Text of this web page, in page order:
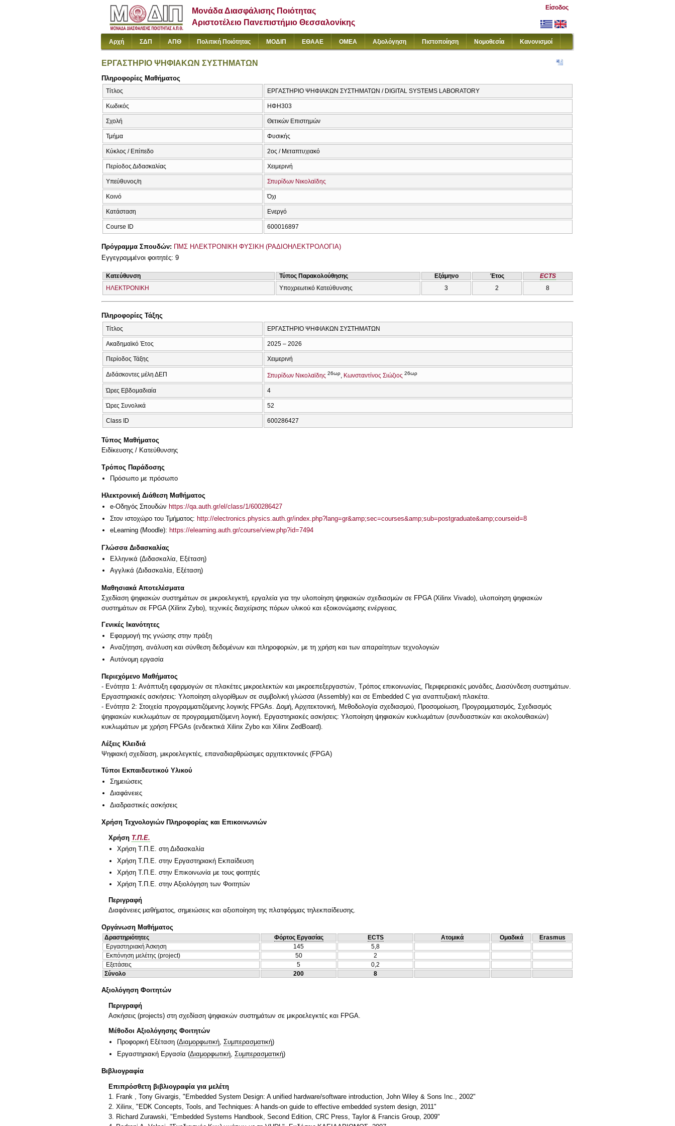
Μονάδα Διασφάλισης Ποιότητας
Αριστοτέλειο Πανεπιστήμιο Θεσσαλονίκης
Είσοδος
Αρχή ΣΔΠ ΑΠΘ Πολιτική Ποιότητας ΜΟΔΙΠ ΕΘΑΑΕ ΟΜΕΑ Αξιολόγηση Πιστοποίηση Νομοθεσία Κανονισμοί
ΕΡΓΑΣΤΗΡΙΟ ΨΗΦΙΑΚΩΝ ΣΥΣΤΗΜΑΤΩΝ
Πληροφορίες Μαθήματος
Τίτλος ΕΡΓΑΣΤΗΡΙΟ ΨΗΦΙΑΚΩΝ ΣΥΣΤΗΜΑΤΩΝ / DIGITAL SYSTEMS LABORATORY
Κωδικός ΗΦΗ303
Σχολή Θετικών Επιστημών
Τμήμα Φυσικής
Κύκλος / Επίπεδο 2ος / Μεταπτυχιακό
Περίοδος Διδασκαλίας Χειμερινή
Υπεύθυνος/η Σπυρίδων Νικολαϊδης
Κοινό Όχι
Κατάσταση Ενεργό
Course ID 600016897
Πρόγραμμα Σπουδών: ΠΜΣ ΗΛΕΚΤΡΟΝΙΚΗ ΦΥΣΙΚΗ (ΡΑΔΙΟΗΛΕΚΤΡΟΛΟΓΙΑ)
Εγγεγραμμένοι φοιτητές: 9
Κατεύθυνση Τύπος Παρακολούθησης Εξάμηνο Έτος
ECTS
ΗΛΕΚΤΡΟΝΙΚΗ
Υποχρεωτικό Κατεύθυνσης 3 2 8
Πληροφορίες Τάξης
Τίτλος ΕΡΓΑΣΤΗΡΙΟ ΨΗΦΙΑΚΩΝ ΣΥΣΤΗΜΑΤΩΝ
Ακαδημαϊκό Έτος 2025 – 2026
Περίοδος Τάξης Χειμερινή
Διδάσκοντες μέλη ΔΕΠ Σπυρίδων Νικολαϊδης 26ωρ Κωνσταντίνος Σιώζιος 26ωρ
Ώρες Εβδομαδιαία 4
Ώρες Συνολικά 52
Class ID 600286427
Τύπος Μαθήματος
Eιδίκευσης / Kατεύθυνσης
Τρόπος Παράδοσης
Πρόσωπο με πρόσωπο
Ηλεκτρονική Διάθεση Μαθήματος
e-Οδηγός Σπουδών https://qa.auth.gr/el/class/1/600286427
Στον ιστοχώρο του Τμήματος: http://electronics.physics.auth.gr/index.php?lang=gr&amp;sec=courses&amp;sub=postgraduate&amp;courseid=8
eLearning (Moodle): https://elearning.auth.gr/course/view.php?id=7494
Γλώσσα Διδασκαλίας
Ελληνικά (Διδασκαλία, Εξέταση)
Αγγλικά (Διδασκαλία, Εξέταση)
Μαθησιακά Αποτελέσματα
Σχεδίαση ψηφιακών συστημάτων σε μικροελεγκτή, εργαλεία για την υλοποίηση ψηφιακών σχεδιασμών σε FPGA (Xilinx Vivado), υλοποίηση ψηφιακών
συστημάτων σε FPGA (Xilinx Zybo), τεχνικές διαχείρισης πόρων υλικού και εξοικονώμισης ενέργειας.
Γενικές Ικανότητες
Εφαρμογή της γνώσης στην πράξη
Αναζήτηση, ανάλυση και σύνθεση δεδομένων και πληροφοριών, με τη χρήση και των απαραίτητων τεχνολογιών
Αυτόνομη εργασία
Περιεχόμενο Μαθήματος
- Ενότητα 1: Ανάπτυξη εφαρμογών σε πλακέτες μικροελεκτών και μικροεπεξεργαστών, Τρόπος επικοινωνίας, Περιφερειακές μονάδες, Διασύνδεση συστημάτων.
Εργαστηριακές ασκήσεις: Υλοποίηση αλγορίθμων σε συμβολική γλώσσα (Assembly) και σε Embedded C για αναπτυξιακή πλακέτα.
- Ενότητα 2: Στοιχεία προγραμματιζόμενης λογικής FPGAs. Δομή, Αρχιτεκτονική, Μεθοδολογία σχεδιασμού, Προσομοίωση, Προγραμματισμός, Σχεδιασμός
ψηφιακών κυκλωμάτων σε προγραμματιζόμενη λογική. Εργαστηριακές ασκήσεις: Υλοποίηση ψηφιακών κυκλωμάτων (συνδυαστικών και ακολουθιακών)
κυκλωμάτων με χρήση FPGAs (ενδεικτικά Xilinx Zybo και Xilinx ZedBoard).
Λέξεις Κλειδιά
Ψηφιακή σχεδίαση, μικροελεγκτές, επαναδιαρθρώσιμες αρχιτεκτονικές (FPGA)
Τύποι Εκπαιδευτικού Υλικού
Σημειώσεις
Διαφάνειες
Διαδραστικές ασκήσεις
Χρήση Τεχνολογιών Πληροφορίας και Επικοινωνιών
Χρήση Τ.Π.Ε.
Χρήση Τ.Π.Ε. στη Διδασκαλία
Χρήση Τ.Π.Ε. στην Εργαστηριακή Εκπαίδευση
Χρήση Τ.Π.Ε. στην Επικοινωνία με τους φοιτητές
Χρήση Τ.Π.Ε. στην Αξιολόγηση των Φοιτητών
Περιγραφή
Διαφάνειες μαθήματος, σημειώσεις και αξιοποίηση της πλατφόρμας τηλεκπαίδευσης.
Οργάνωση Μαθήματος
Δραστηριότητες Φόρτος Εργασίας ECTS Ατομικά Ομαδικά
Erasmus
Εργαστηριακή Άσκηση
145
5,8
Εκπόνηση μελέτης (project)
50
2
Εξετάσεις
5
0,2
Σύνολο
200 8
Αξιολόγηση Φοιτητών
Περιγραφή
Ασκήσεις (projects) στη σχεδίαση ψηφιακών συστημάτων σε μικροελεγκτές και FPGA.
Μέθοδοι Αξιολόγησης Φοιτητών
Προφορική Εξέταση (Διαμορφωτική, Συμπερασματική)
Εργαστηριακή Εργασία (Διαμορφωτική Συμπερασματική)
Βιβλιογραφία
Επιπρόσθετη βιβλιογραφία για μελέτη
1. Frank , Tony Givargis, "Embedded System Design: A unified hardware/software introduction, John Wiley & Sons Inc., 2002"
2. Xilinx, "EDK Concepts, Tools, and Techniques: A hands-on guide to effective embedded system design, 2011"
3. Richard Zurawski, "Embedded Systems Handbook, Second Edition, CRC Press, Taylor & Francis Group, 2009"